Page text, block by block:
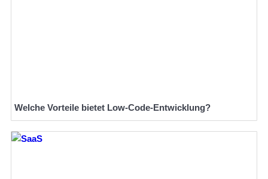
Welche Vorteile bietet Low-Code-Entwicklung?